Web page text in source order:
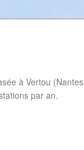
à Vertou (Nantes
par an.